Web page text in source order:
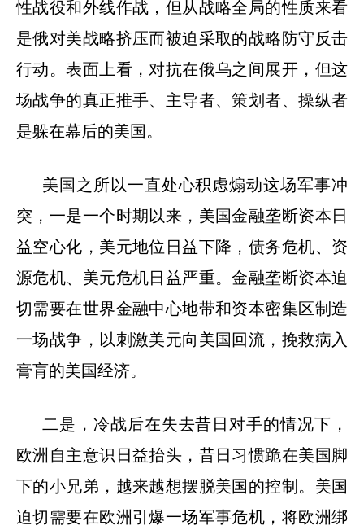
性战役和外线作战，但从战略全局的性质来看
是俄对美战略挤压而被迫采取的战略防守反击
行动。表面上看，对抗在俄乌之间展开，但这
场战争的真正推手、主导者、策划者、操纵者
是躲在幕后的美国。
美国之所以一直处心积虑煽动这场军事冲
突，一是一个时期以来，美国金融垄断资本日
益空心化，美元地位日益下降，债务危机、资
源危机、美元危机日益严重。金融垄断资本迫
切需要在世界金融中心地带和资本密集区制造
一场战争，以刺激美元向美国回流，挽救病入
膏肓的美国经济。
二是，冷战后在失去昔日对手的情况下，
欧洲自主意识日益抬头，昔日习惯跪在美国脚
下的小兄弟，越来越想摆脱美国的控制。美国
迫切需要在欧洲引爆一场军事危机，将欧洲绑